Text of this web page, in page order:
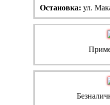
Остановка: ул.